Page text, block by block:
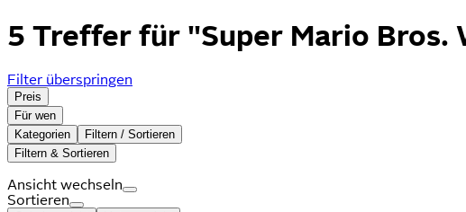
5 Treffer für "Super Mario Bros.
Filter überspringen
Preis
Für wen
Kategorien
Filtern / Sortieren
Filtern & Sortieren
Ansicht wechseln
Sortieren